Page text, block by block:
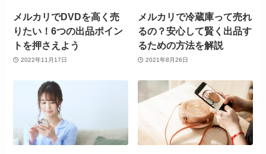
メルカリでDVDを高く売
りたい！6つの出品ポイン
トを押さえよう
2022年11月17日
メルカリで冷蔵庫って売れ
るの？安心して賢く出品す
るための方法を解説
2021年8月26日